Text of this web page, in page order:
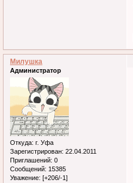
Милушка
Администратор
Откуда: г. Уфа
Зарегистрирован: 22.04.2011
Приглашений: 0
Сообщений: 15385
Уважение: [+206/-1]